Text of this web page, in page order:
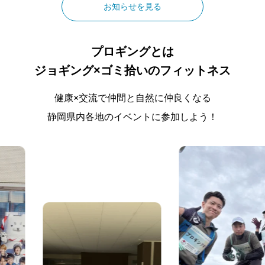
お知らせを見る
プロギングとは
ジョギング×ゴミ拾いのフィットネス
健康×交流で仲間と自然に仲良くなる
静岡県内各地のイベントに参加しよう！